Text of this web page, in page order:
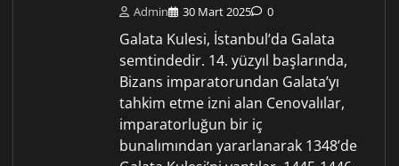
Admin 30 Mart 2025 0
Galata Kulesi, İstanbul’da Gala­ta
semtindedir. 14. yüzyıl başlarında,
Bizans imparatorundan Galata’yı
tah­kim etme izni alan Cenovalılar,
impa­ratorluğun bir iç
bunalımından yararla­narak 1348’de